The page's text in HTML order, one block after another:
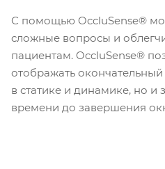
С помощью OccluSense®
сложные вопросы и
пациентам. OccluSense®
отображать
в статике и динамике, но и
времени до завершения